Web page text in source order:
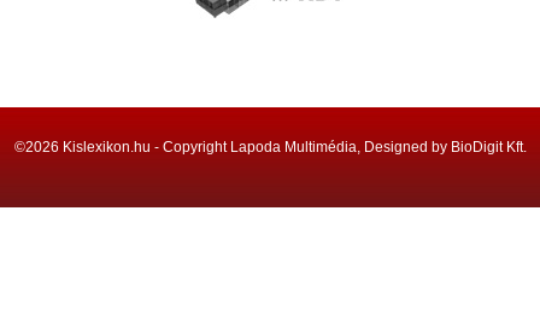
©2026 Kislexikon.hu - Copyright Lapoda Multimédia, Designed by BioDigit Kft.